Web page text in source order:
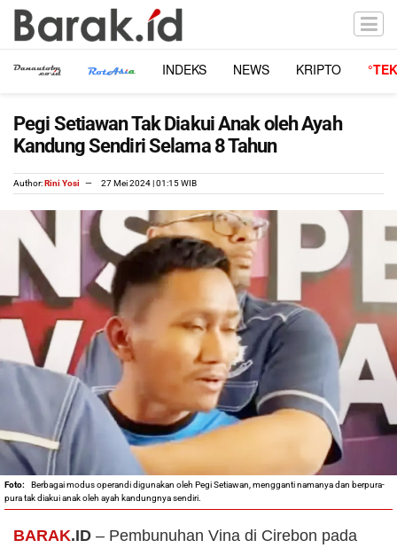
INDEKS NEWS KRIPTO
Pegi Setiawan Tak Diakui Anak oleh Ayah
Kandung Sendiri Selama 8 Tahun
Author:Rini Yosi 27 Mei 2024 | 01:15 WIB
Berbagai modus operandi digunakan oleh Pegi Setiawan, mengganti namanya dan berpura-
pura tak diakui anak oleh ayah kandungnya sendiri.
BARAK.ID – Pembunuhan Vina di Cirebon pada